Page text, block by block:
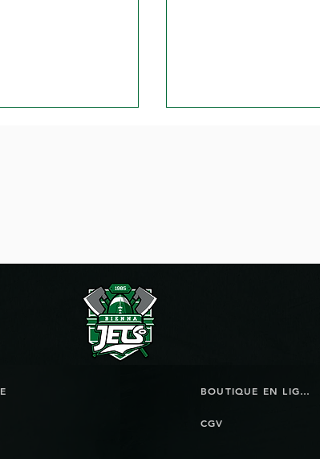
flag football à
Les Jets peuvent-
BOUTIQUE EN LIGNE
CGV